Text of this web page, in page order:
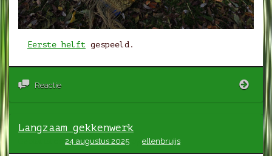
Eerste helft gespeeld.
Reactie
helft
Langzaam gekkenwerk
24 augustus 2025 ellenbruijs